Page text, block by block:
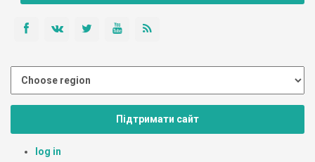
Підтримати сайт
log in